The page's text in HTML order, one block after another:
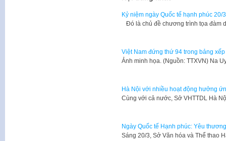
Kỷ niệm ngày Quốc tế hạnh phúc
Đó là chủ đề chương trình tọa đàm
Việt Nam đứng thứ 94 trong bảng
Ảnh minh họa. (Nguồn: TTXVN) Na
Hà Nội với nhiều hoạt động hưởng
​Cùng với cả nước, Sở VHTTDL Hà
Ngày Quốc tế Hạnh phúc: Yêu
Sáng 20/3, Sở Văn hóa và Thể thao